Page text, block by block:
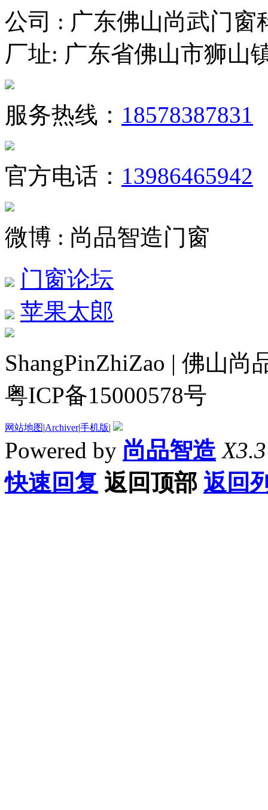
公司 : 广东佛山尚武门窗
厂址: 广东省佛山市狮山
服务热线： 18578387831
官方电话： 13986465942
微博 : 尚品智造门窗
门窗论坛
苹果太郎
ShangPinZhiZao | 佛山
粤ICP备15000578号
网站地图|Archiver|手机版|
Powered by 尚品智造 X3.3
快速回复 返回顶部 返回